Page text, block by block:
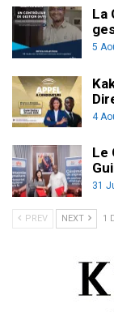
La
5
4
Le
31
PREV NEXT 1